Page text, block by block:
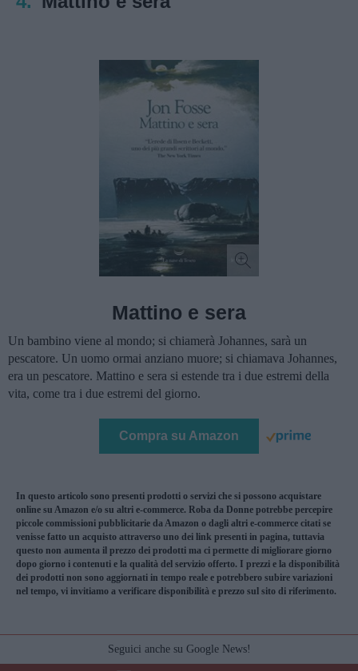
Mattino e sera
Un bambino viene al mondo; si chiamerà Johannes, sarà un
pescatore. Un uomo ormai anziano muore; si chiamava Johannes,
era un pescatore. Mattino e sera si estende tra i due estremi della
vita, come tra i due estremi del giorno.
Compra su Amazon
In questo articolo sono presenti prodotti o servizi che si possono acquistare
online su Amazon e/o su altri e-commerce. Roba da Donne potrebbe percepire
piccole commissioni pubblicitarie da Amazon o dagli altri e-commerce citati se
venisse fatto un acquisto attraverso uno dei link presenti in pagina, tuttavia
questo non aumenta il prezzo dei prodotti ma ci permette di migliorare giorno
dopo giorno i contenuti e la qualità del servizio offerto. I prezzi e la disponibilità
dei prodotti non sono aggiornati in tempo reale e potrebbero subire variazioni
nel tempo, vi invitiamo a verificare disponibilità e prezzo sul sito di riferimento.
Seguici anche su Google News!